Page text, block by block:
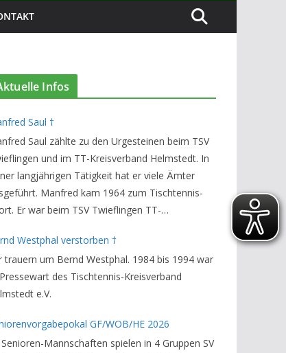
Infos
Saul †
Saul zählte zu den Urgesteinen beim TSV
und im TT-Kreisverband Helmstedt. In
langjährigen Tätigkeit hat er viele Ämter
Manfred kam 1964 zum Tischtennis-
Er war beim TSV Twieflingen TT-
Brauschweig und den TT-
Helmstedt unterstützte er als
Zuletzt war er Vorsitzender des
im Kreisverband. Im stillen
Westphal verstorben †
trauern um Bernd Westphal. 1984 bis 1994 war
des Tischtennis-Kreisverband
e.V.
GF/WOB/HE 2026
Mannschaften spielen in 4 Gruppen SV